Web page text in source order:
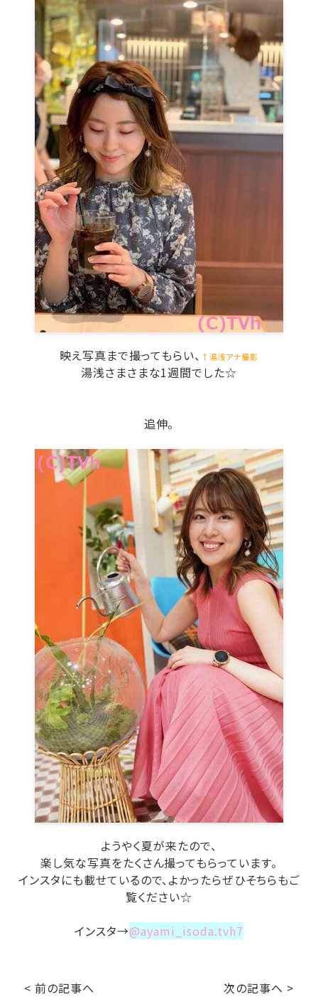
映え写真まで撮ってもらい、 ↑湯浅アナ撮影
湯浅さまさまな1週間でした☆
追伸。
ようやく夏が来たので、
楽し気な写真をたくさん撮ってもらっています。
インスタにも載せているので、よかったらぜひそちらもご
覧ください☆
インスタ→@ayami_isoda.tvh7
< 前の記事へ 次の記事へ >